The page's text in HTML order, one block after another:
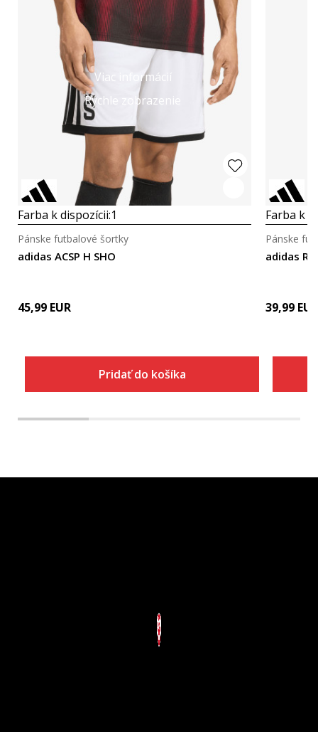
Viac informácií
Rýchle zobrazenie
Farba k dispozícii:1
adidas ACSP H SHO
Pánske futbalové šortky
45,99 EUR
Pridať do košíka
Farba k
adidas
Pánske
39,99 EUR